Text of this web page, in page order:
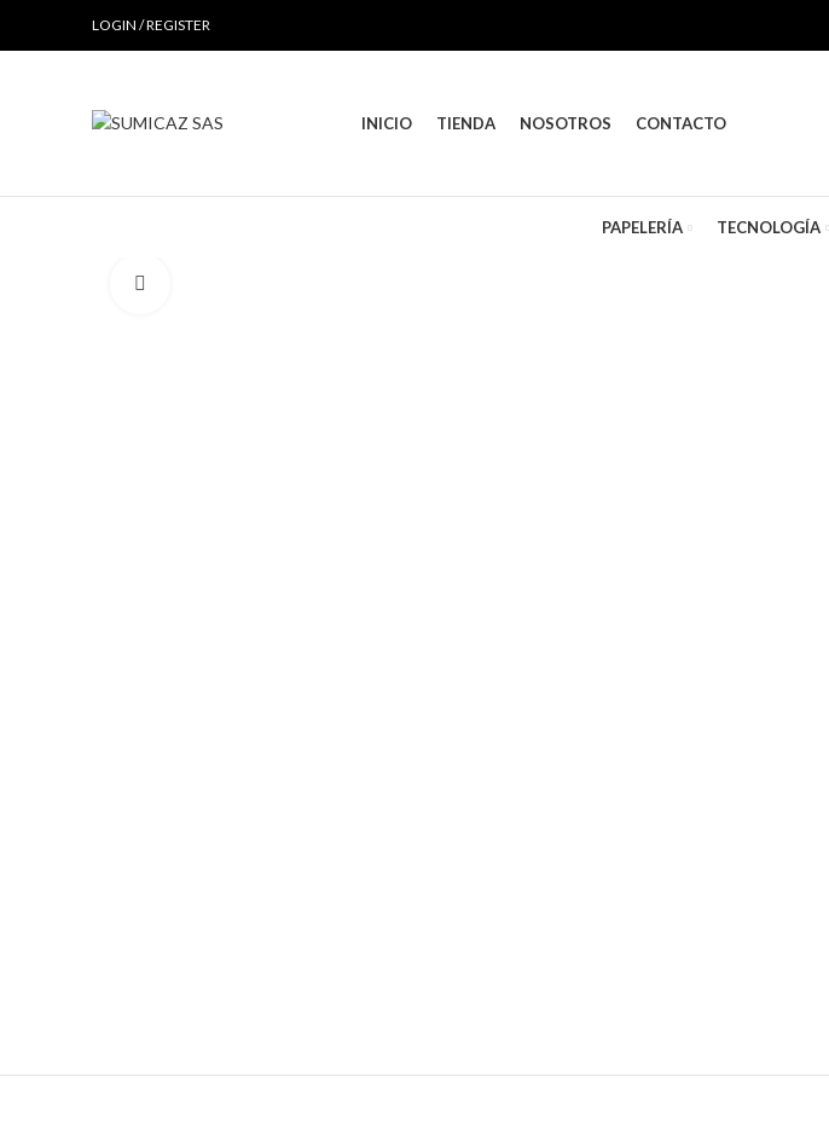
LOGIN / REGISTER
INICIO TIENDA NOSOTROS CONTACTO
PAPELERÍA TECNOLOGÍA